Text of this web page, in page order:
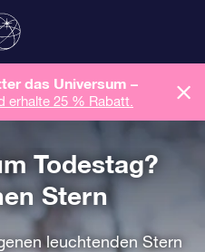
das Universum –
erhalte 25 % Rabatt.
Todestag?
Stern
leuchtenden Stern